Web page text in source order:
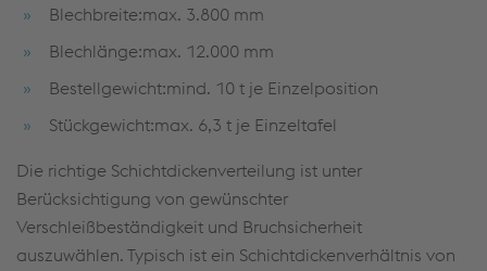
Blechbreite:max. 3.800 mm
Blechlänge:max. 12.000 mm
Bestellgewicht:mind. 10 t je Einzelposition
Stückgewicht:max. 6,3 t je Einzeltafel
Die richtige Schichtdickenverteilung ist unter
Berücksichtigung von gewünschter
Verschleißbeständigkeit und Bruchsicherheit
auszuwählen. Typisch ist ein Schichtdickenverhältnis von